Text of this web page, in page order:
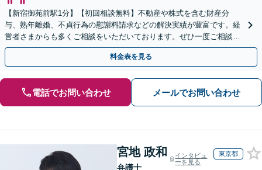
【新宿御苑前駅1分】【初回相談無料】不動産や株式を含む財産分
与、熟年離婚、不貞行為の慰謝料請求などの解決実績が豊富です。経
営者さまからも多くご相談をいただいております。ぜひ一度ご相談く
ださい。【夜間・休日対応可】【クレジットカード利用可】
料金表を見る
電話でお問い合わせ メールでお問い合わせ
宮地 政和
弁護士
インタビュ
ーを見る
東京都